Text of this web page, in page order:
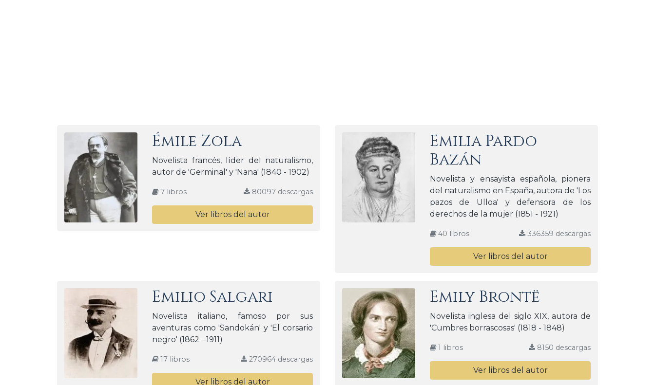
Émile Zola
Novelista francés, líder del naturalismo,
autor de 'Germinal' y 'Nana' (1840 - 1902)
7 libros 80097 descargas
Ver libros del autor
Emilia Pardo
Bazán
Novelista y ensayista española, pionera
del naturalismo en España, autora de 'Los
pazos de Ulloa' y defensora de los
derechos de la mujer (1851 - 1921)
40 libros 336359 descargas
Ver libros del autor
Emilio Salgari
Novelista italiano, famoso por sus
aventuras como 'Sandokán' y 'El corsario
negro' (1862 - 1911)
17 libros 270964 descargas
Ver libros del autor
Emily Brontë
Novelista inglesa del siglo XIX, autora de
'Cumbres borrascosas' (1818 - 1848)
1 libros 8150 descargas
Ver libros del autor